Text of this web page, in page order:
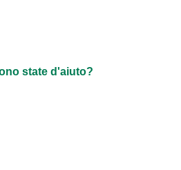
state d'aiuto?